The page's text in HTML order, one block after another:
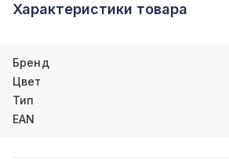
Характеристики товара
Бренд
Цвет
Тип
EAN